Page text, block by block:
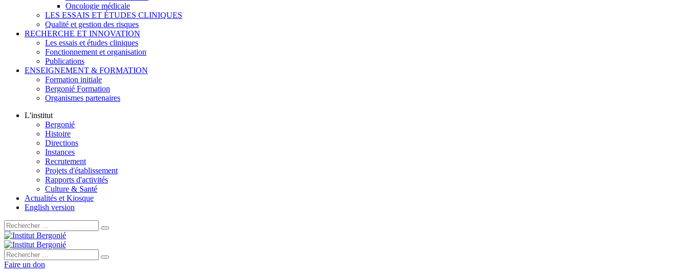
Oncologie médicale
LES ESSAIS ET ÉTUDES CLINIQUES
Qualité et gestion des risques
RECHERCHE ET INNOVATION
Les essais et études cliniques
Fonctionnement et organisation
Publications
ENSEIGNEMENT & FORMATION
Formation initiale
Bergonié Formation
Organismes partenaires
L'institut
Bergonié
Histoire
Directions
Instances
Recrutement
Projets d'établissement
Rapports d'activités
Culture & Santé
Actualités et Kiosque
English version
Rechercher :
Rechercher :
Faire un don